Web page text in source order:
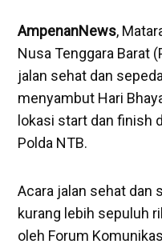
AmpenanNews,
Nusa Tenggara Barat
jalan sehat dan
menyambut Hari
lokasi start dan finish
Polda NTB.
Acara jalan sehat dan
kurang lebih sepuluh
oleh Forum